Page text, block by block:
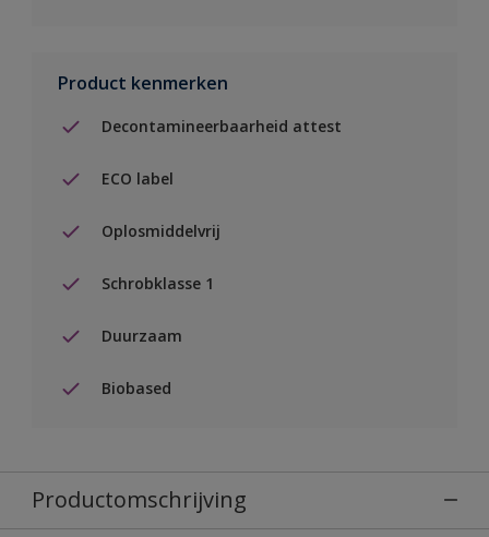
Product kenmerken
Decontamineerbaarheid attest
ECO label
Oplosmiddelvrij
Schrobklasse 1
Duurzaam
Biobased
Productomschrijving